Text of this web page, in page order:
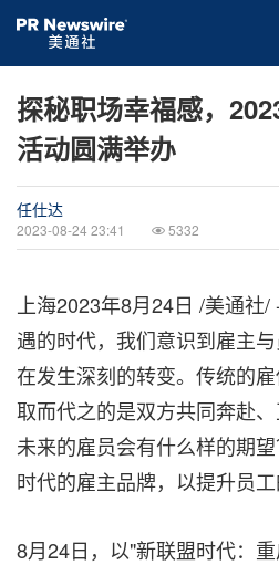
探秘职场幸福感，
活动圆满举办
任仕达
2023-08-24 23:41 5332
上海2023年8月24日 /美通社/
遇的时代，我们意识到雇主
在发生深刻的转变。传统的雇
取而代之的是双方共同奔赴、
未来的雇员会有什么样的期
时代的雇主品牌，以提升员工
8月24日，以"新联盟时代：